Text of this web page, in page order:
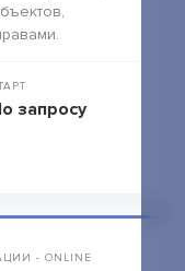
запросу
- ONLINE